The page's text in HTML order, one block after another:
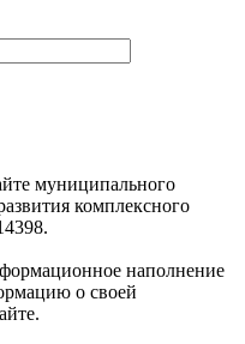
муниципального
комплексного
наполнение
о своей